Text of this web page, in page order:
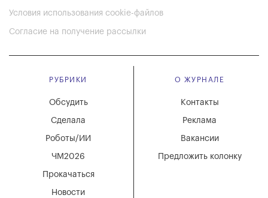
Условия использования cookie-файлов
Согласие на получение рассылки
РУБРИКИ
Новости
Обсудить
Сделала
Роботы/ИИ
ЧМ2026
Прокачаться
О ЖУРНАЛЕ
Вакансии
Реклама
Контакты
Предложить колонку